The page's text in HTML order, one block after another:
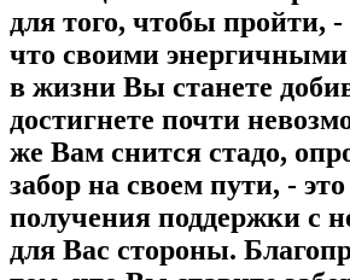
для того, чтобы пройти, -
что своими
в жизни Вы станете
достигнете почти
же Вам снится стадо,
забор на своем пути, -
получения поддержки с
для Вас стороны.